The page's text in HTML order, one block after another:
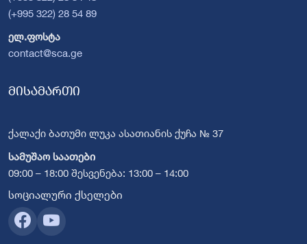
(+995 322) 28 54 89
ელ.ფოსტა
contact@sca.ge
მისამართი
ქალაქი ბათუმი ლუკა ასათიანის ქუჩა № 37
სამუშაო საათები
09:00 – 18:00 შესვენება: 13:00 – 14:00
სოციალური ქსელები